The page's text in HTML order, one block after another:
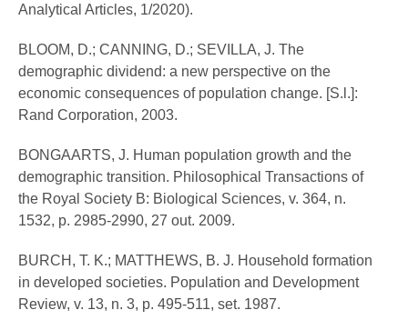
Analytical Articles, 1/2020).
BLOOM, D.; CANNING, D.; SEVILLA, J. The
demographic dividend: a new perspective on the
economic consequences of population change. [S.l.]:
Rand Corporation, 2003.
BONGAARTS, J. Human population growth and the
demographic transition. Philosophical Transactions of
the Royal Society B: Biological Sciences, v. 364, n.
1532, p. 2985-2990, 27 out. 2009.
BURCH, T. K.; MATTHEWS, B. J. Household formation
in developed societies. Population and Development
Review, v. 13, n. 3, p. 495-511, set. 1987.